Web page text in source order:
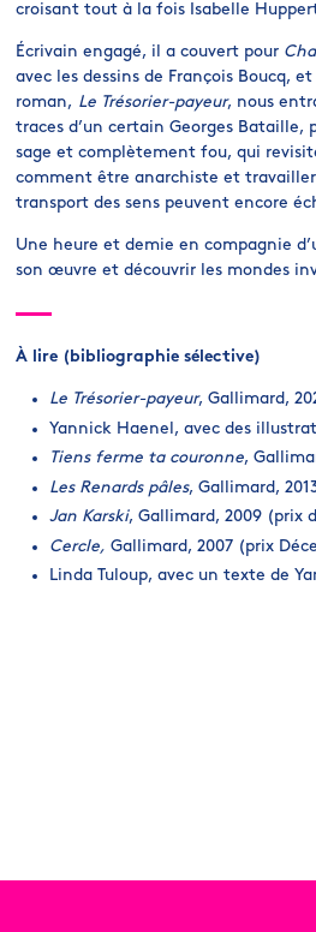
croisant tout à la fois Isabelle
Écrivain engagé, il a couvert pour
avec les dessins de François Boucq,
roman, Le Trésorier-payeur, nous
traces d’un certain Georges
sage et complètement fou, qui
comment être anarchiste et travailler
transport des sens peuvent encore
Une heure et demie en compagnie
son œuvre et découvrir les mondes
À lire (bibliographie sélective)
Le Trésorier-payeur, Gallimard,
Yannick Haenel, avec des
Tiens ferme ta couronne,
Les Renards pâles, Gallimard,
Jan Karski, Gallimard, 2009 (prix
Cercle, Gallimard, 2007 (prix
Linda Tuloup, avec un texte de